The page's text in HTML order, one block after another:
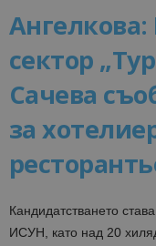
Ангелкова:
сектор
Сачева
за
Кандидатстването
ИСУН, като над 20